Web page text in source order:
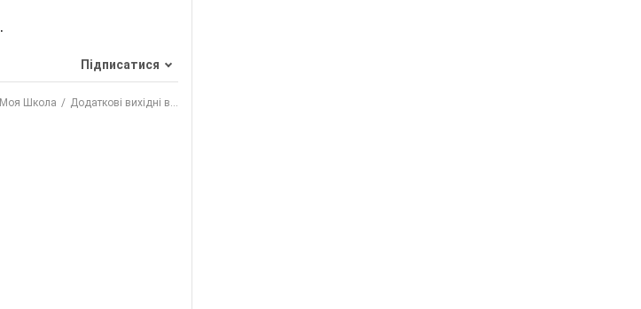
.
Підписатися
Моя Школа Додаткові вихідні в...